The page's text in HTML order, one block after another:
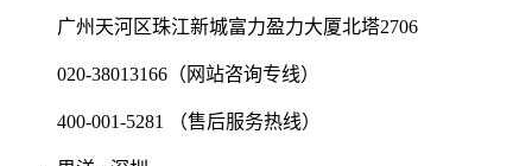
广州天河区珠江新城富力盈力大厦北塔2706
020-38013166（网站咨询专线）
400-001-5281 （售后服务热线）